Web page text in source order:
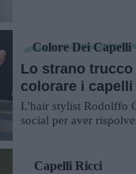
Colore Dei Capelli
Lo strano
colorare i capelli
L'hair stylist Rodolffo
social per aver
Capelli Ricci